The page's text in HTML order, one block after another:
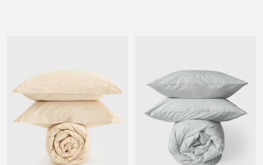
О БРЕНДЕ
РОССИЯ БЕЛАРУСЬ КАЗАХСТАН